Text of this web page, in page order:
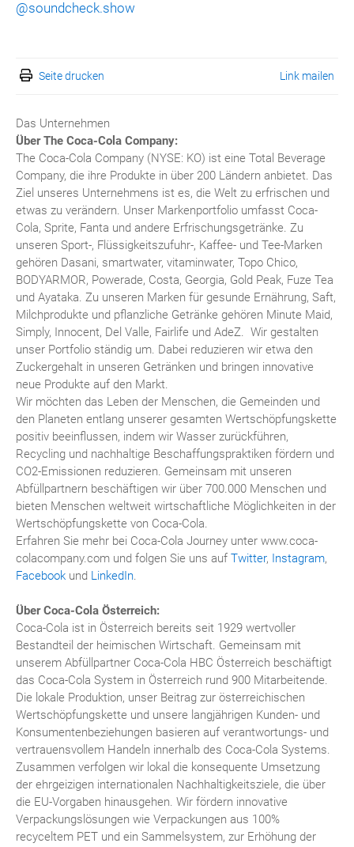
@soundcheck.show
Seite drucken Link mailen
Das Unternehmen
Über The Coca-Cola Company:
The Coca-Cola Company (NYSE: KO) ist eine Total Beverage
Company, die ihre Produkte in über 200 Ländern anbietet. Das
Ziel unseres Unternehmens ist es, die Welt zu erfrischen und
etwas zu verändern. Unser Markenportfolio umfasst Coca-
Cola, Sprite, Fanta und andere Erfrischungsgetränke. Zu
unseren Sport-, Flüssigkeitszufuhr-, Kaffee- und Tee-Marken
gehören Dasani, smartwater, vitaminwater, Topo Chico,
BODYARMOR, Powerade, Costa, Georgia, Gold Peak, Fuze Tea
und Ayataka. Zu unseren Marken für gesunde Ernährung, Saft,
Milchprodukte und pflanzliche Getränke gehören Minute Maid,
Simply, Innocent, Del Valle, Fairlife und AdeZ. Wir gestalten
unser Portfolio ständig um. Dabei reduzieren wir etwa den
Zuckergehalt in unseren Getränken und bringen innovative
neue Produkte auf den Markt.
Wir möchten das Leben der Menschen, die Gemeinden und
den Planeten entlang unserer gesamten Wertschöpfungskette
positiv beeinflussen, indem wir Wasser zurückführen,
Recycling und nachhaltige Beschaffungspraktiken fördern und
CO2-Emissionen reduzieren. Gemeinsam mit unseren
Abfüllpartnern beschäftigen wir über 700.000 Menschen und
bieten Menschen weltweit wirtschaftliche Möglichkeiten in der
Wertschöpfungskette von Coca-Cola.
Erfahren Sie mehr bei Coca-Cola Journey unter www.coca-
colacompany.com und folgen Sie uns auf Twitter, Instagram,
Facebook und LinkedIn.
Über Coca-Cola Österreich:
Coca-Cola ist in Österreich bereits seit 1929 wertvoller
Bestandteil der heimischen Wirtschaft. Gemeinsam mit
unserem Abfüllpartner Coca-Cola HBC Österreich beschäftigt
das Coca-Cola System in Österreich rund 900 Mitarbeitende.
Die lokale Produktion, unser Beitrag zur österreichischen
Wertschöpfungskette und unsere langjährigen Kunden- und
Konsumentenbeziehungen basieren auf verantwortungs- und
vertrauensvollem Handeln innerhalb des Coca-Cola Systems.
Zusammen verfolgen wir lokal die konsequente Umsetzung
der ehrgeizigen internationalen Nachhaltigkeitsziele, die über
die EU-Vorgaben hinausgehen. Wir fördern innovative
Verpackungslösungen wie Verpackungen aus 100%
recyceltem PET und ein Sammelsystem, zur Erhöhung der